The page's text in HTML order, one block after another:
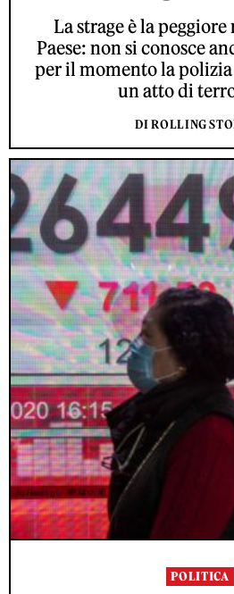
La strage è la
Paese: non si conosce
per il momento la
un atto di
DI ROLLING
POLITICA